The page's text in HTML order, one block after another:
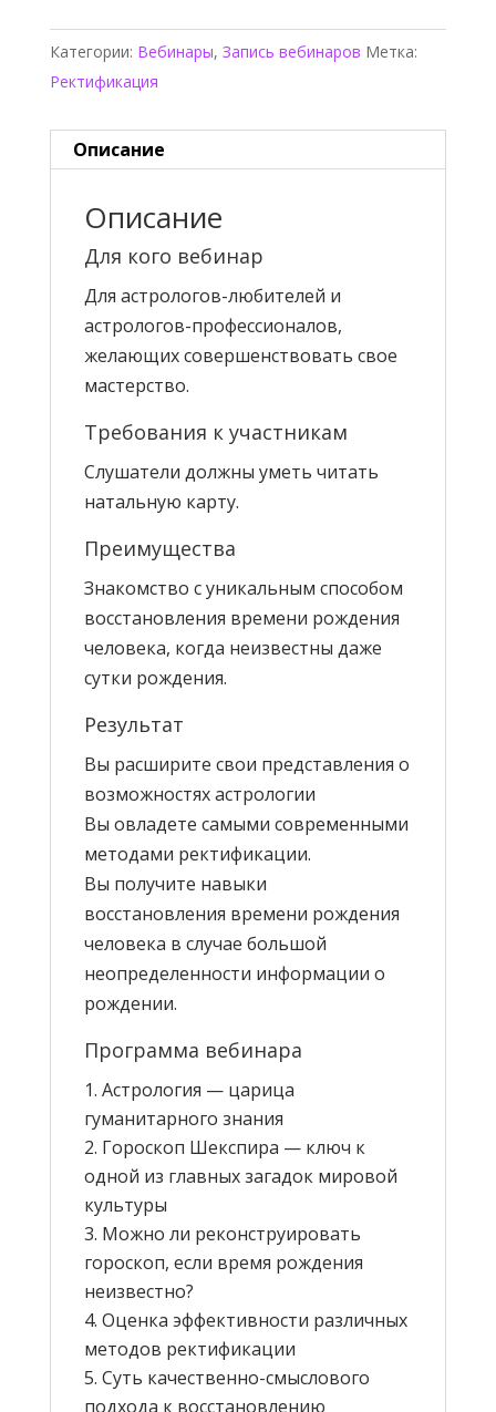
ректификации.
Шекспир
Категории: Bебинары, Запись вебинаров Метка:
Ректификация
Описание
Описание
Для кого вебинар
Для астрологов-любителей и
астрологов-профессионалов,
желающих совершенствовать свое
мастерство.
Требования к участникам
Слушатели должны уметь читать
натальную карту.
Преимущества
Знакомство с уникальным способом
восстановления времени рождения
человека, когда неизвестны даже
сутки рождения.
Результат
Вы расширите свои представления о
возможностях астрологии
Вы овладете самыми современными
методами ректификации.
Вы получите навыки
восстановления времени рождения
человека в случае большой
неопределенности информации о
рождении.
Программа вебинара
Астрология — царица
гуманитарного знания
Гороскоп Шекспира — ключ к
одной из главных загадок мировой
культуры
Можно ли реконструировать
гороскоп, если время рождения
неизвестно?
Оценка эффективности различных
методов ректификации
Суть качественно-смыслового
подхода к восстановлению